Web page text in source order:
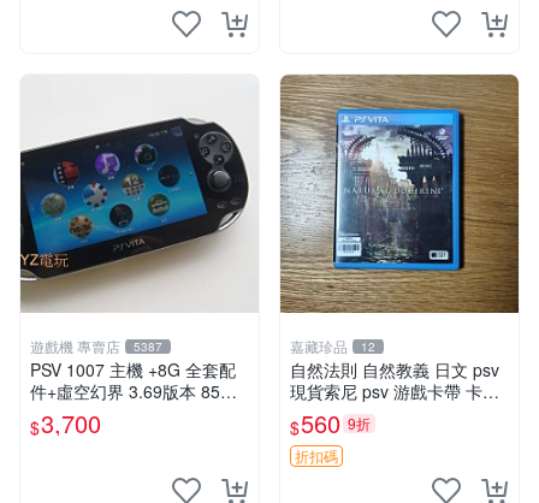
遊戲機 專賣店 5387
PSV 1007 主機 +8G 全套配
件+虛空幻界 3.69版本 85成
新 PS Vita1007 一年保修
$3,700
嘉藏珍品 12
自然法則 自然教義 日文 psv
現貨索尼 psv 游戲卡帶 卡盒
無損 版本外版 功能正常讀卡
關于質量：為避免糾紛，鑒寶
專家，收藏家和較真黨自行繞
$560 9折
折扣碼